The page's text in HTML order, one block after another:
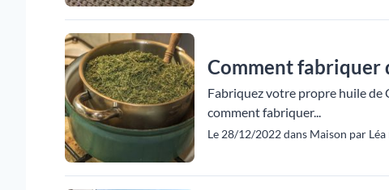
Comment fabriquer
Fabriquez votre propre huile de
comment fabriquer...
Le 28/12/2022 dans Maison par